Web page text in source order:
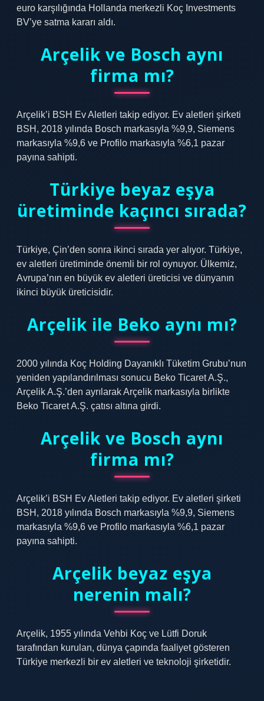
euro karşılığında Hollanda merkezli Koç Investments
BV’ye satma kararı aldı.
Arçelik ve Bosch aynı
firma mı?
Arçelik’i BSH Ev Aletleri takip ediyor. Ev aletleri şirketi
BSH, 2018 yılında Bosch markasıyla %9,9, Siemens
markasıyla %9,6 ve Profilo markasıyla %6,1 pazar
payına sahipti.
Türkiye beyaz eşya
üretiminde kaçıncı sırada?
Türkiye, Çin’den sonra ikinci sırada yer alıyor. Türkiye,
ev aletleri üretiminde önemli bir rol oynuyor. Ülkemiz,
Avrupa’nın en büyük ev aletleri üreticisi ve dünyanın
ikinci büyük üreticisidir.
Arçelik ile Beko aynı mı?
2000 yılında Koç Holding Dayanıklı Tüketim Grubu’nun
yeniden yapılandırılması sonucu Beko Ticaret A.Ş.,
Arçelik A.Ş.’den ayrılarak Arçelik markasıyla birlikte
Beko Ticaret A.Ş. çatısı altına girdi.
Arçelik ve Bosch aynı
firma mı?
Arçelik’i BSH Ev Aletleri takip ediyor. Ev aletleri şirketi
BSH, 2018 yılında Bosch markasıyla %9,9, Siemens
markasıyla %9,6 ve Profilo markasıyla %6,1 pazar
payına sahipti.
Arçelik beyaz eşya
nerenin malı?
Arçelik, 1955 yılında Vehbi Koç ve Lütfi Doruk
tarafından kurulan, dünya çapında faaliyet gösteren
Türkiye merkezli bir ev aletleri ve teknoloji şirketidir.